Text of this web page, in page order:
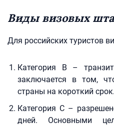
Виды визовых
Для российских туристов
Категория B –
заключается в том,
страны на короткий срок.
Категория C –
дней. Основными